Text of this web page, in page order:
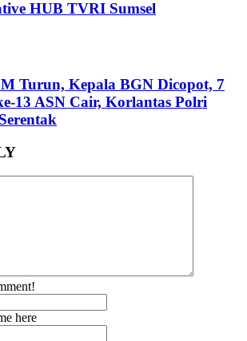
HUB TVRI Sumsel
Turun, Kepala BGN Dicopot, 7
13 ASN Cair, Korlantas Polri
here